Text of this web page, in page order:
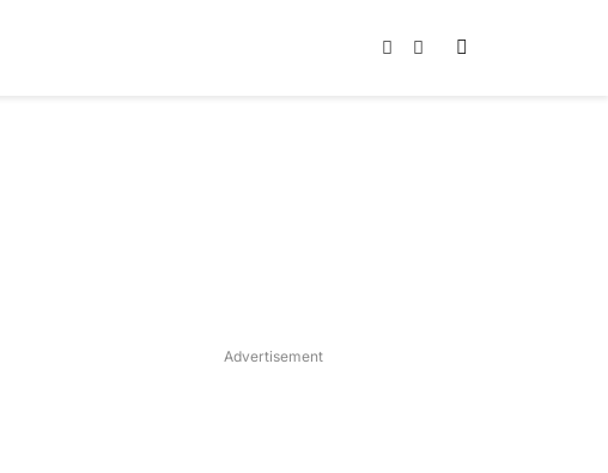
Instagram
TikTok
Advertisement